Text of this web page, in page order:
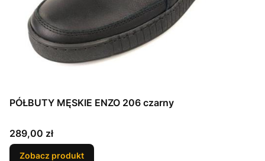
PÓŁBUTY MĘSKIE ENZO 206 czarny
Cena
289,00 zł
Zobacz produkt